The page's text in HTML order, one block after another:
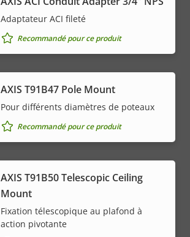
Adaptateur ACI fileté
Recommandé pour ce produit
AXIS T91B47 Pole Mount
Pour différents diamètres de poteaux
Recommandé pour ce produit
AXIS T91B50 Telescopic Ceiling
Mount
Fixation télescopique au plafond à
action pivotante